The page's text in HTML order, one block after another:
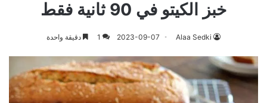
خبز الكيتو في 90 ثانية فقط
Alaa Sedki
2023-09-07
1 دقيقة واحدة